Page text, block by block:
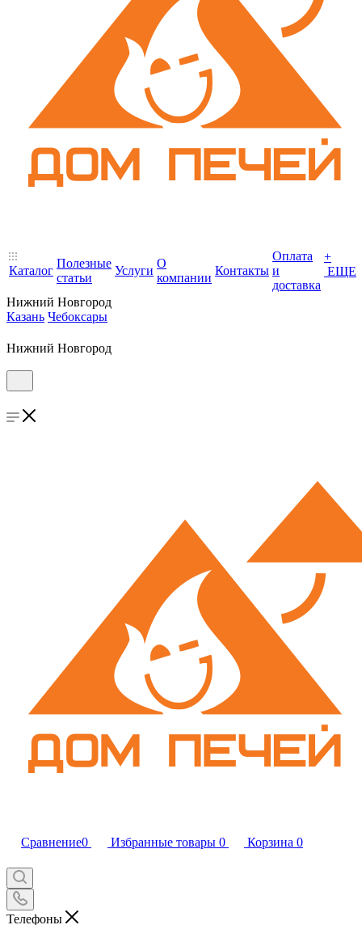
Каталог
Полезные
статьи
Услуги
О
компании
Контакты
Оплата
и
доставка
+
ЕЩЕ
Нижний Новгород
Казань Чебоксары
Нижний Новгород
Сравнение0 Избранные товары 0 Корзина 0
Телефоны